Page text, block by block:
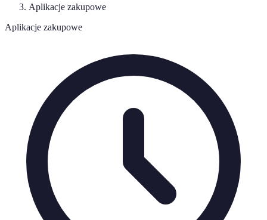
Aplikacje zakupowe
Aplikacje zakupowe